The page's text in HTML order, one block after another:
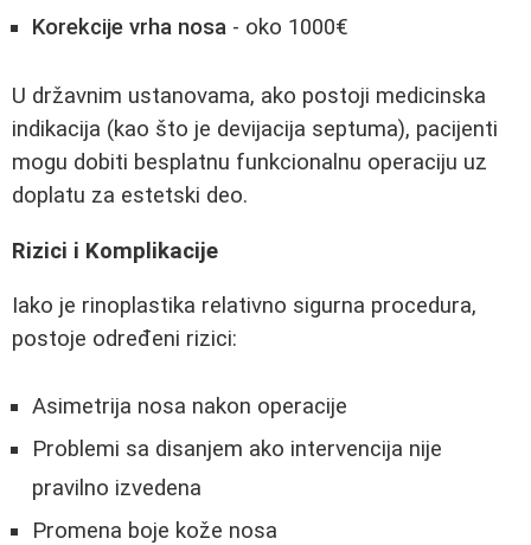
Korekcije vrha nosa - oko 1000€
U državnim ustanovama, ako postoji medicinska
indikacija (kao što je devijacija septuma), pacijenti
mogu dobiti besplatnu funkcionalnu operaciju uz
doplatu za estetski deo.
Rizici i Komplikacije
Iako je rinoplastika relativno sigurna procedura,
postoje određeni rizici:
Asimetrija nosa nakon operacije
Problemi sa disanjem ako intervencija nije
pravilno izvedena
Promena boje kože nosa